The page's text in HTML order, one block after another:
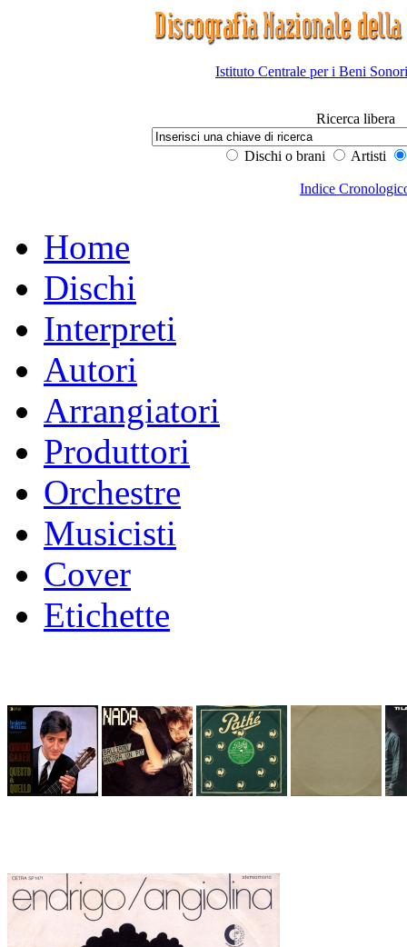
Istituto Centrale per i Beni
Ricerca libera
Dischi o brani Artisti
Indice
Home
Dischi
Interpreti
Autori
Arrangiatori
Produttori
Orchestre
Musicisti
Cover
Etichette